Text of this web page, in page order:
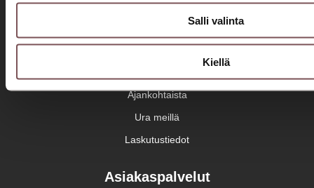
Salli valinta
Kiellä
Yritys
Ajankohtaista
Ura meillä
Laskutustiedot
Asiakaspalvelut